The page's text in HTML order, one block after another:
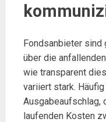
Fondsanbieter
über die
wie transparent
variiert stark.
Ausgabeaufschlag,
laufenden Kosten